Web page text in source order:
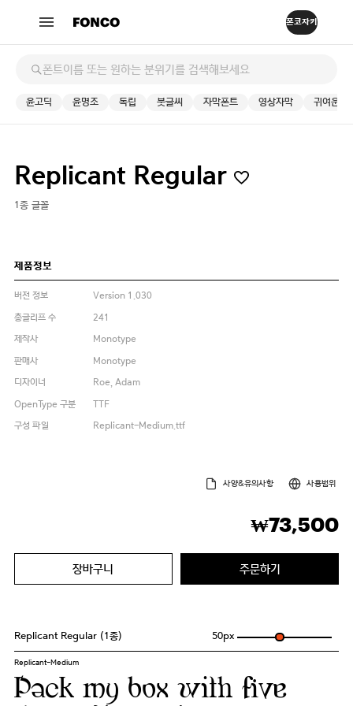
윤고딕 윤명조 독립 붓글씨 자막폰트 영상자막 귀여운
Replicant Regular
1종 글꼴
제품정보
버전 정보
Version 1.030
총글리프 수
241
제작사
Monotype
판매사
Monotype
디자이너
Roe, Adam
OpenType 구분
TTF
구성 파일
Replicant-Medium.ttf
사양&유의사항 사용범위
₩73,500
장바구니 주문하기
Replicant Regular (1종) 50px
Replicant-Medium
Pack my box with five